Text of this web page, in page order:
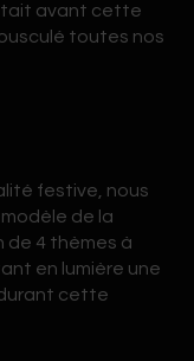
avant cette
toutes nos
festive, nous
de la
de 4 thèmes à
en lumière une
cette